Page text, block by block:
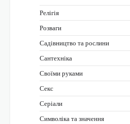
Релігія
Розваги
Садівництво та рослини
Сантехніка
Своїми руками
Секс
Серіали
Символіка та значення